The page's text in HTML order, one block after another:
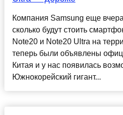
Компания Samsung еще
сколько будут стоить
Note20 и Note20 Ultra на
теперь были объявлены
Китая и у нас появилась
Южнокорейский гигант...